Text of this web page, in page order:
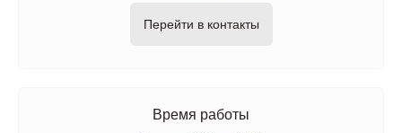
Перейти в контакты
Время работы